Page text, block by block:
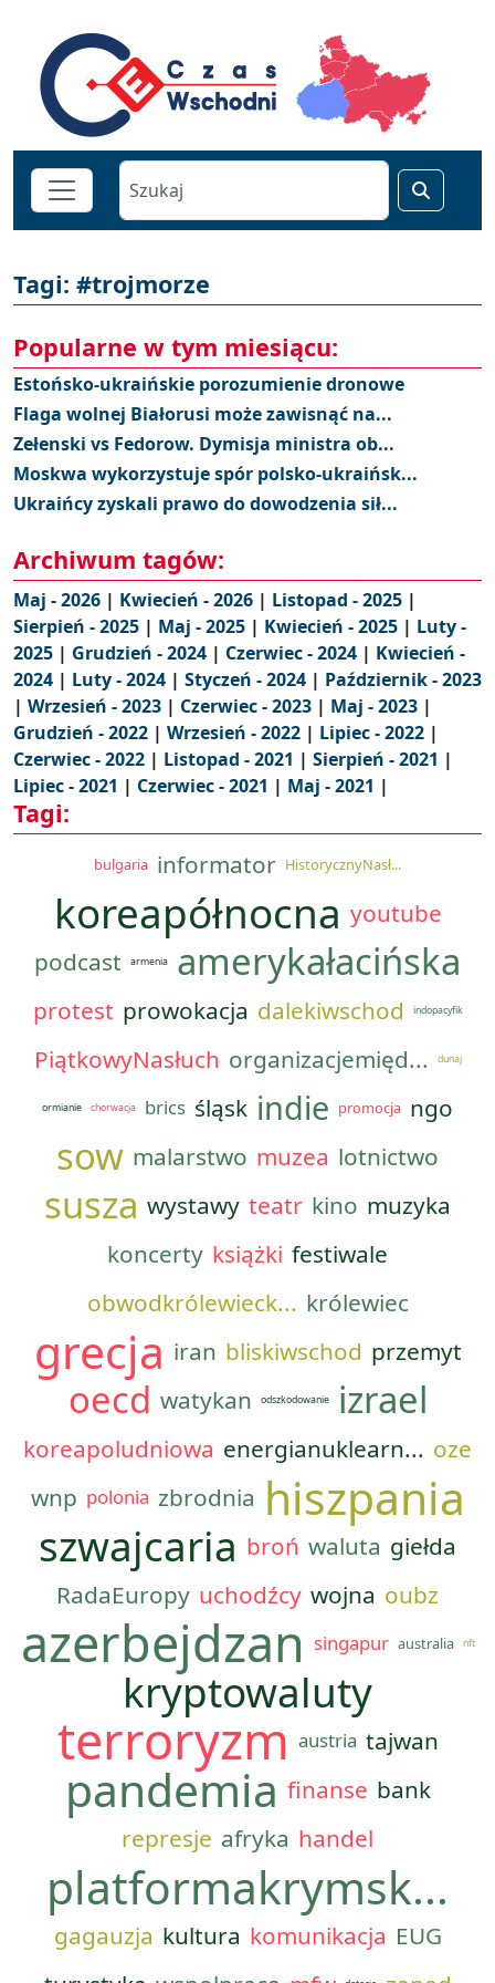
Tagi: #trojmorze
Popularne w tym miesiącu:
Estońsko-ukraińskie porozumienie dronowe
Flaga wolnej Białorusi może zawisnąć na...
Zełenski vs Fedorow. Dymisja ministra ob...
Moskwa wykorzystuje spór polsko-ukraińsk...
Ukraińcy zyskali prawo do dowodzenia sił...
Archiwum tagów:
Maj - 2026 | Kwiecień - 2026 | Listopad - 2025 |
Sierpień - 2025 | Maj - 2025 | Kwiecień - 2025 | Luty -
2025 | Grudzień - 2024 | Czerwiec - 2024 | Kwiecień -
2024 | Luty - 2024 | Styczeń - 2024 | Październik - 2023
| Wrzesień - 2023 | Czerwiec - 2023 | Maj - 2023 |
Grudzień - 2022 | Wrzesień - 2022 | Lipiec - 2022 |
Czerwiec - 2022 | Listopad - 2021 | Sierpień - 2021 |
Lipiec - 2021 | Czerwiec - 2021 | Maj - 2021 |
Tagi:
bulgaria informator HistorycznyNasł...
koreapółnocna youtube
podcast
armenia amerykałacińska
protest prowokacja dalekiwschod indopacyfik
PiątkowyNasłuch organizacjemięd... dunaj
ormianie chorwacja brics śląsk indie promocja ngo
sow malarstwo muzea lotnictwo
susza wystawy teatr kino muzyka
koncerty książki festiwale
obwodkrólewieck... królewiec
grecja iran bliskiwschod przemyt
oecd watykan odszkodowanie izrael
koreapoludniowa energianuklearn... oze
wnp polonia zbrodnia hiszpania
szwajcaria broń waluta giełda
RadaEuropy uchodźcy wojna oubz
azerbejdzan singapur australia nft
kryptowaluty
terroryzm austria tajwan
pandemia finanse bank
represje afryka handel
platformakrymsk...
gagauzja kultura komunikacja EUG